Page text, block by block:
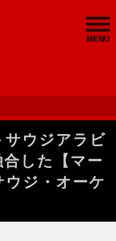
MENU
サウジアラビ
した【マー
ジ・オーケ